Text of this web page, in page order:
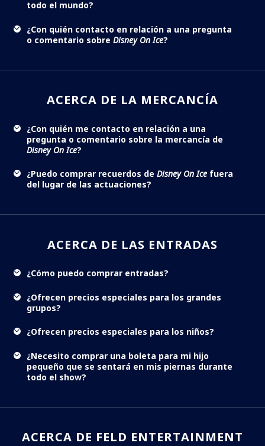
todo el mundo?
¿Con quién contacto en relación a una pregunta
o comentario sobre Disney On Ice?
ACERCA DE LA MERCANCÍA
¿Con quién me contacto en relación a una
pregunta o comentario sobre la mercancía de
Disney On Ice?
¿Puedo comprar recuerdos de Disney On Ice fuera
del lugar de las actuaciones?
ACERCA DE LAS ENTRADAS
¿Cómo puedo comprar entradas?
¿Ofrecen precios especiales para los grandes
grupos?
¿Ofrecen precios especiales para los niños?
¿Necesito comprar una boleta para mi hijo
pequeño que se sentará en mis piernas durante
todo el show?
ACERCA DE FELD ENTERTAINMENT